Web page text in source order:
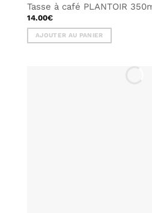
Tasse à café PLANTOIR
14.00€
AJOUTER AU PANIER